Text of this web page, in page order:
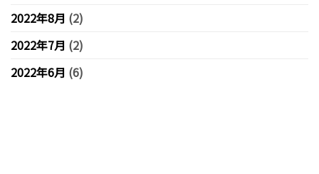
2022年8月 (2)
2022年7月 (2)
2022年6月 (6)